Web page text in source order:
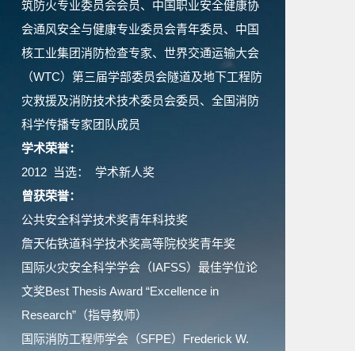
筑防火专业委员会会员、中国职业安全健康协
会通风安全与健康专业委员会青年委员、中国
核工业集团消防检查专家、世界交通运输大会
（WTC）第三届学部委员会隧道及地下工程防
灾救援及消防技术技术委员会委员、全国消防
科学传播专家团队成员
学术荣誉：
2012 当选： 学术新人奖
曾获荣誉：
公共安全科学技术奖青年科技奖
詹天佑铁道科学技术奖高等院校奖青年奖
国际火灾安全科学学会（IAFSS）最佳学位论
文奖Best Thesis Award “Excellence in
Research”（指导教师）
国际消防工程师学会（SFPE）Frederick W.